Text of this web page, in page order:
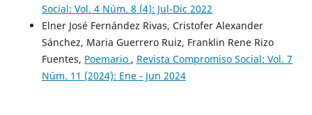
Social: Vol. 4 Núm. 8 (4): Jul-Dic 2022
Elner José Fernández Rivas, Cristofer Alexander
Sánchez, Maria Guerrero Ruiz, Franklin Rene Rizo
Fuentes, Poemario , Revista Compromiso Social: Vol. 7
Núm. 11 (2024): Ene - Jun 2024